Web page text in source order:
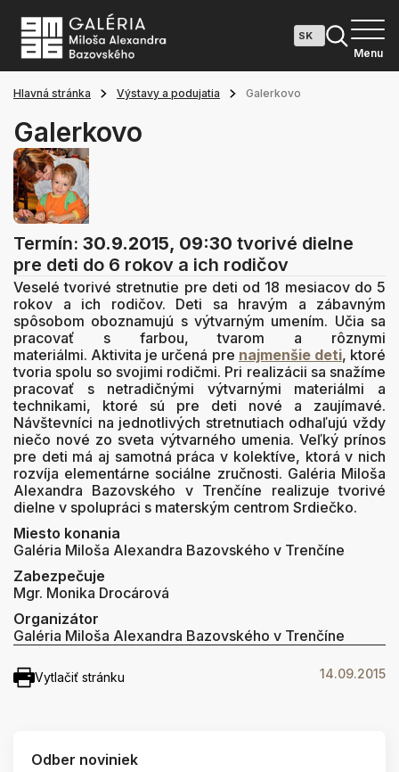
Menu
Hlavná stránka Výstavy a podujatia Galerkovo
Galerkovo
Termín: 30.9.2015, 09:30 tvorivé dielne
pre deti do 6 rokov a ich rodičov
Veselé tvorivé stretnutie pre deti od 18 mesiacov do 5
rokov a ich rodičov. Deti sa hravým a zábavným
spôsobom oboznamujú s výtvarným umením. Učia sa
pracovať s farbou, tvarom a rôznymi
materiálmi. Aktivita je určená pre najmenšie deti, ktoré
tvoria spolu so svojimi rodičmi. Pri realizácii sa snažíme
pracovať s netradičnými výtvarnými materiálmi a
technikami, ktoré sú pre deti nové a zaujímavé.
Návštevníci na jednotlivých stretnutiach odhaľujú vždy
niečo nové zo sveta výtvarného umenia. Veľký prínos
pre deti má aj samotná práca v kolektíve, ktorá v nich
rozvíja elementárne sociálne zručnosti. Galéria Miloša
Alexandra Bazovského v Trenčíne realizuje tvorivé
dielne v spolupráci s materským centrom Srdiečko.
Miesto konania
Galéria Miloša Alexandra Bazovského v Trenčíne
Zabezpečuje
Mgr. Monika Drocárová
Organizátor
Galéria Miloša Alexandra Bazovského v Trenčíne
Vytlačiť stránku 14.09.2015
Odber noviniek